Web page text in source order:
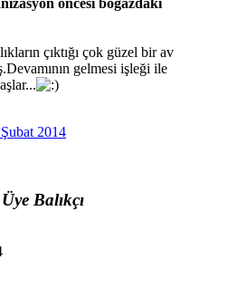
öncesi boğazdaki
çıktığı çok güzel bir av
gelmesi işleği ile
2014
Üye Balıkçı